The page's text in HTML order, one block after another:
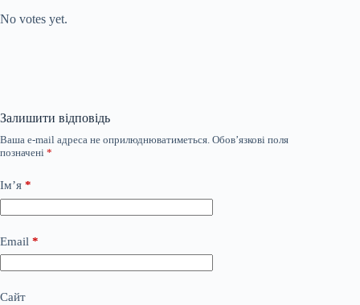
No votes yet.
Залишити відповідь
Ваша e-mail адреса не оприлюднюватиметься. Обов’язкові поля
позначені *
Ім’я *
Email *
Сайт